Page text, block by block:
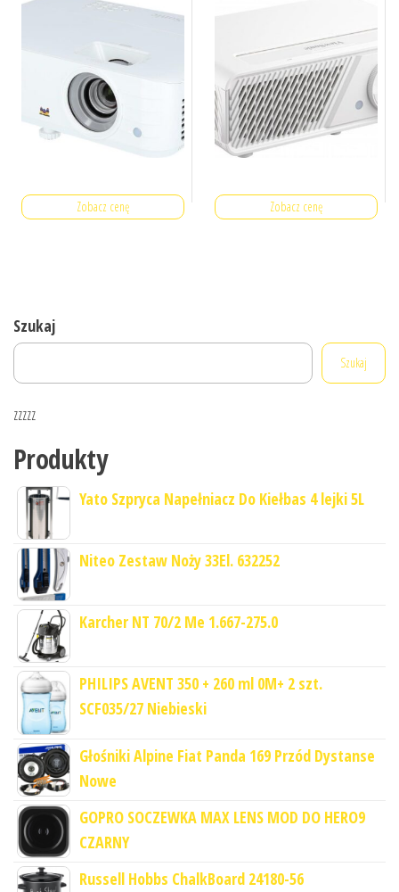
Zobacz cenę Zobacz cenę
Szukaj
Szukaj
zzzzz
Produkty
Yato Szpryca Napełniacz Do Kiełbas 4 lejki 5L
Niteo Zestaw Noży 33El. 632252
Karcher NT 70/2 Me 1.667-275.0
PHILIPS AVENT 350 + 260 ml 0M+ 2 szt.
SCF035/27 Niebieski
Głośniki Alpine Fiat Panda 169 Przód Dystanse
Nowe
GOPRO SOCZEWKA MAX LENS MOD DO HERO9
CZARNY
Russell Hobbs ChalkBoard 24180-56